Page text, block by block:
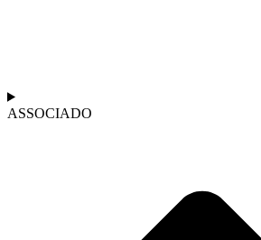
ASSOCIADO